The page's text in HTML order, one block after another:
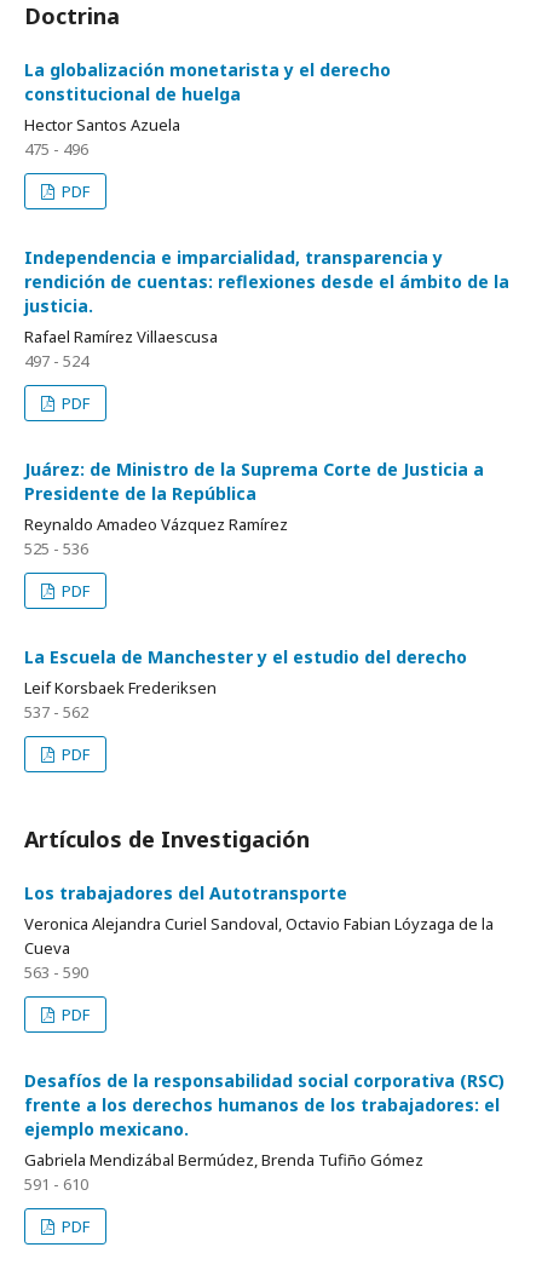
Doctrina
La globalización monetarista y el derecho
constitucional de huelga
Hector Santos Azuela
475 - 496
PDF
Independencia e imparcialidad, transparencia y
rendición de cuentas: reflexiones desde el ámbito de la
justicia.
Rafael Ramírez Villaescusa
497 - 524
PDF
Juárez: de Ministro de la Suprema Corte de Justicia a
Presidente de la República
Reynaldo Amadeo Vázquez Ramírez
525 - 536
PDF
La Escuela de Manchester y el estudio del derecho
Leif Korsbaek Frederiksen
537 - 562
PDF
Artículos de Investigación
Los trabajadores del Autotransporte
Veronica Alejandra Curiel Sandoval, Octavio Fabian Lóyzaga de la
Cueva
563 - 590
PDF
Desafíos de la responsabilidad social corporativa (RSC)
frente a los derechos humanos de los trabajadores: el
ejemplo mexicano.
Gabriela Mendizábal Bermúdez, Brenda Tufiño Gómez
591 - 610
PDF